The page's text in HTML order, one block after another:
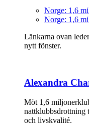
Norge: 1,6
Norge: 1,6
Länkarna ovan
nytt fönster.
Alexandra
Möt 1,6
nattklubbsdrottning
och livskvalité.